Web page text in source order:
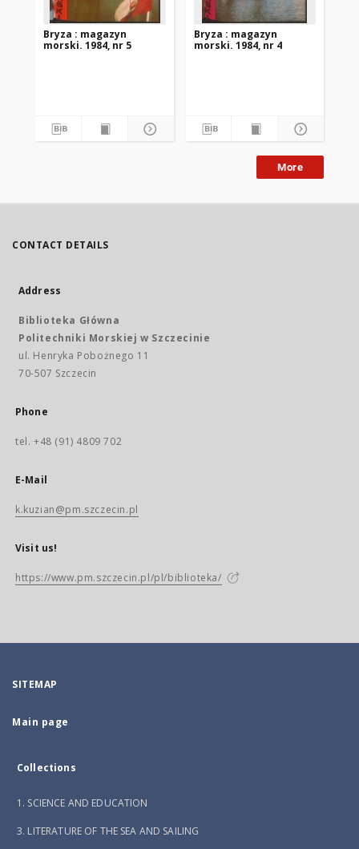
Bryza : magazyn
morski. 1984, nr 5
Bryza : magazyn
morski. 1984, nr 4
More
CONTACT DETAILS
Address
Biblioteka Główna
Politechniki Morskiej w Szczecinie
ul. Henryka Pobożnego 11
70-507 Szczecin
Phone
tel. +48 (91) 4809 702
E-Mail
k.kuzian@pm.szczecin.pl
Visit us!
https://www.pm.szczecin.pl/pl/biblioteka/
SITEMAP
Main page
Collections
1. SCIENCE AND EDUCATION
3. LITERATURE OF THE SEA AND SAILING